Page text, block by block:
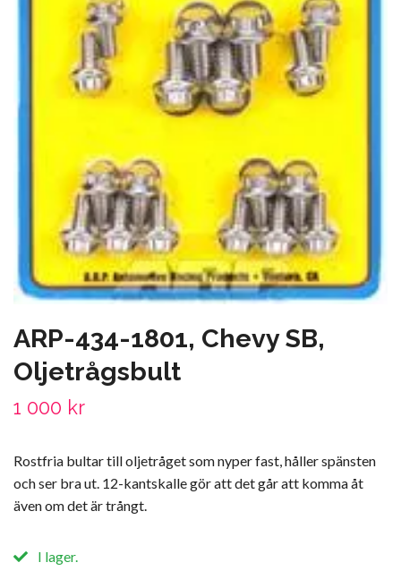
ARP-434-1801, Chevy SB,
Oljetrågsbult
1 000 kr
Rostfria bultar till oljetråget som nyper fast, håller spänsten
och ser bra ut. 12-kantskalle gör att det går att komma åt
även om det är trångt.
I lager.